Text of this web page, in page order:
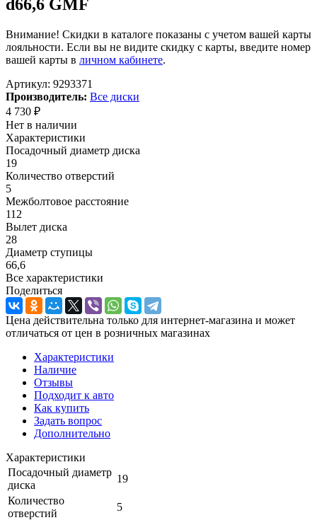
d66,6 GMF
Внимание! Скидки в каталоге показаны с учетом вашей карты
лояльности. Если вы не видите скидку с карты, введите номер
вашей карты в личном кабинете.
Артикул: 9293371
Производитель: Все диски
4 730 ₽
Нет в наличии
Характеристики
Посадочный диаметр диска
19
Количество отверстий
5
Межболтовое расстояние
112
Вылет диска
28
Диаметр ступицы
66,6
Все характеристики
Поделиться
Цена действительна только для интернет-магазина и может
отличаться от цен в розничных магазинах
Характеристики
Наличие
Отзывы
Подходит к авто
Как купить
Задать вопрос
Дополнительно
Характеристики
Посадочный диаметр
диска
19
Количество
отверстий
5